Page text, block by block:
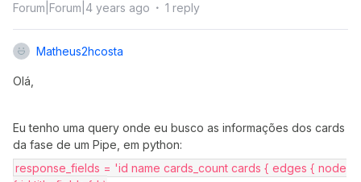
Forum|Forum|4 years ago 1 reply
Matheus2hcosta
Olá,
Eu tenho uma query onde eu busco as informações dos cards
da fase de um Pipe, em python:
response_fields = 'id name cards_count cards { edges { node